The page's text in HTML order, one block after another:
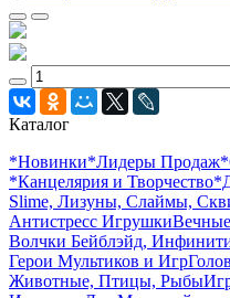
Каталог
*Новинки*Лидеры Продаж
*Канцелярия и Творчество
Slime, Лизуны, Слаймы,
Антистресс Игрушки
Волчки Бейблэйд,
Герои Мультиков и Игр
Животные, Птицы, Рыбы